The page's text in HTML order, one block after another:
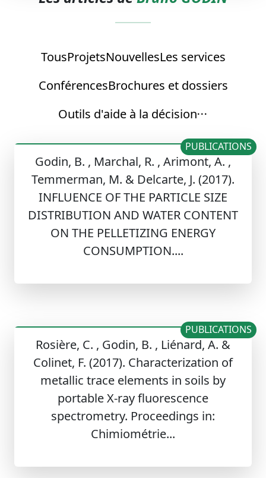
TousProjetsNouvellesLes services
ConférencesBrochures et dossiers
Outils d'aide à la décision
Godin, B. , Marchal, R. , Arimont, A. ,
Temmerman, M. & Delcarte, J. (2017).
INFLUENCE OF THE PARTICLE SIZE
DISTRIBUTION AND WATER CONTENT
ON THE PELLETIZING ENERGY
CONSUMPTION....
PUBLICATIONS
Rosière, C. , Godin, B. , Liénard, A. &
Colinet, F. (2017). Characterization of
metallic trace elements in soils by
portable X-ray fluorescence
spectrometry. Proceedings in:
Chimiométrie...
PUBLICATIONS